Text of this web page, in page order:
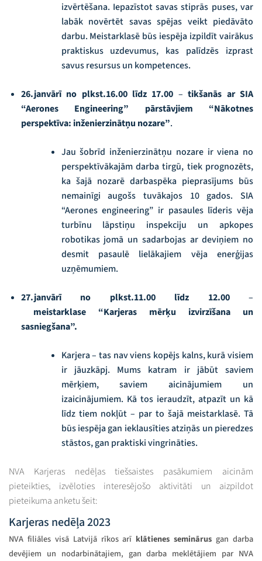
izvērtēšana. Iepazīstot savas stiprās puses, var
labāk novērtēt savas spējas veikt piedāvāto
darbu. Meistarklasē būs iespēja izpildīt vairākus
praktiskus uzdevumus, kas palīdzēs izprast
savus resursus un kompetences.
26.janvārī no plkst.16.00 līdz 17.00 –tikšanās ar SIA
“Aerones Engineering” pārstāvjiem “Nākotnes
perspektīva: inženierzinātņu nozare”.
Jau šobrīd inženierzinātņu nozare ir viena no
perspektīvākajām darba tirgū, tiek prognozēts,
ka šajā nozarē darbaspēka pieprasījums būs
nemainīgi augošs tuvākajos 10 gados. SIA
“Aerones engineering” ir pasaules līderis vēja
turbīnu lāpstiņu inspekciju un apkopes
robotikas jomā un sadarbojas ar deviņiem no
desmit pasaulē lielākajiem vēja enerģijas
uzņēmumiem.
27.janvārī no plkst.11.00 līdz 12.00–
meistarklase
“Karjeras mērķu izvirzīšana un
sasniegšana”.
Karjera – tas nav viens kopējs kalns, kurā visiem
ir jāuzkāpj. Mums katram ir jābūt saviem
mērķiem, saviem aicinājumiem un
izaicinājumiem. Kā tos ieraudzīt, atpazīt un kā
līdz tiem nokļūt – par to šajā meistarklasē. Tā
būs iespēja gan ieklausīties atziņās un pieredzes
stāstos, gan praktiski vingrināties.
NVA Karjeras nedēļas tiešsaistes pasākumiem aicinām
pieteikties, izvēloties interesējošo aktivitāti un aizpildot
pieteikuma anketu šeit:
Karjeras nedēļa 2023
NVA filiāles visā Latvijā rīkos arī klātienes seminārus gan darba
devējiem un nodarbinātajiem, gan darba meklētājiem par NVA